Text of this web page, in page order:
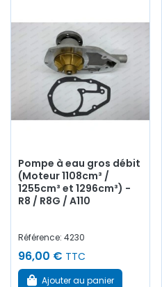
Pompe à eau gros débit
(Moteur 1108cm³ /
1255cm³ et 1296cm³) -
R8 / R8G / A110
Référence: 4230
96,00 € TTC
Ajouter au panier